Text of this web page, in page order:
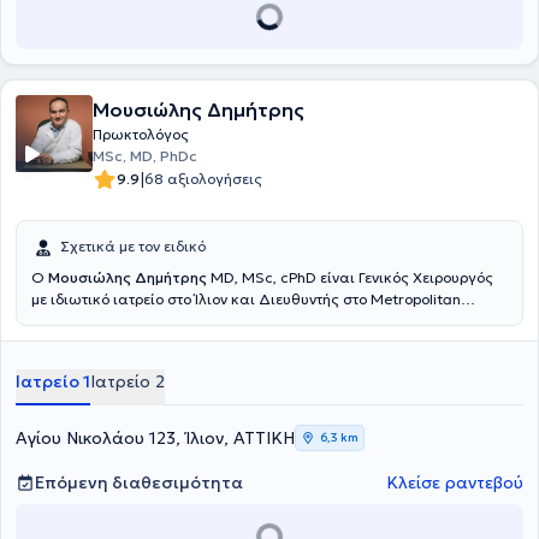
Μουσιώλης Δημήτρης
Πρωκτολόγος
MSc, MD, PhDc
9.9|68 αξιολογήσεις
Σχετικά με τον ειδικό
Ο Μουσιώλης Δημήτρης MD, MSc, cPhD είναι Γενικός Χειρουργός
με ιδιωτικό ιατρείο στο Ίλιον και Διευθυντής στο Metropolitan
Γενικής Χειρουργικής από το Γενικό Νοσοκομείο Αθηνών "Ελπίς".
- Χοληφόρων - Παγκρέατος από το Τμήμα Ιατρικής του Δημοκρίτειου
Πανεπιστημίου Θράκης και κάτοχος Διπλώματος από την Ελληνική
Σχολή Μαστολογίας. Επιπλέον, έχει λάβει ειδική εκπαίδευση για
την καρδιοπνευμονική αναζωογόνηση ενηλίκων, τη χειρουργική
παχυσαρκία, την αγγειακή προσπέλαση, τη βιοψία του λεμφαδένα
φρουρού, αλλά και στη Λαπαροσκοπική & Ρομποτική Γενική
Ιατρείο 1Ιατρείο 2
Αγίου Νικολάου 123, Ίλιον, ΑΤΤΙΚΗ 6,3 km
Επόμενη διαθεσιμότητα Κλείσε ραντεβού